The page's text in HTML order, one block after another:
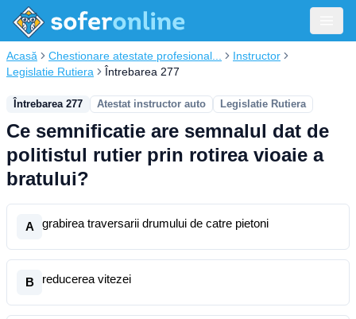
Acasă Chestionare atestate profesional...
Instructor
Legislatie Rutiera
Întrebarea 277
Întrebarea 277 Atestat instructor auto Legislatie Rutiera
Ce semnificatie are semnalul dat de
politistul rutier prin rotirea vioaie a
bratului?
A grabirea traversarii drumului de catre pietoni
B reducerea vitezei